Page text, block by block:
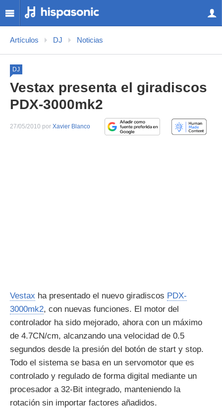
Artículos DJ Noticias
DJ
Vestax presenta el giradiscos
PDX-3000mk2
27/05/2010 por Xavier Blanco
Vestax ha presentado el nuevo giradiscos PDX-
3000mk2, con nuevas funciones. El motor del
controlador ha sido mejorado, ahora con un máximo
de 4.7CN/cm, alcanzando una velocidad de 0.5
segundos desde la presión del botón de start y stop.
Todo el sistema se basa en un servomotor que es
controlado y regulado de forma digital mediante un
procesador a 32-Bit integrado, manteniendo la
rotación sin importar factores añadidos.